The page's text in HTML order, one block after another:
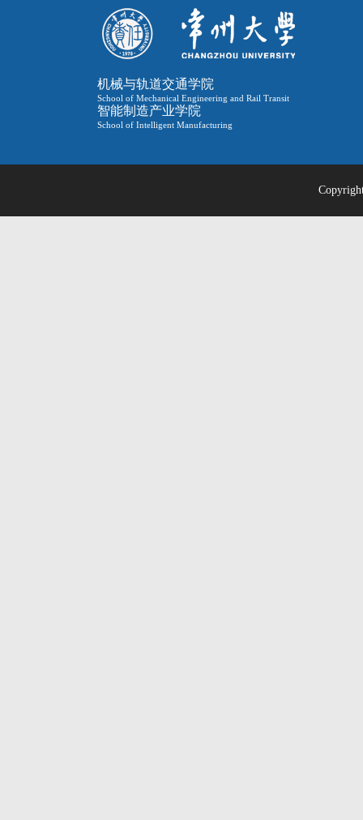
机械与轨道交通学院
School of Mechanical Engineering and Rail Transit
智能制造产业学院
School of Intelligent Manufacturing